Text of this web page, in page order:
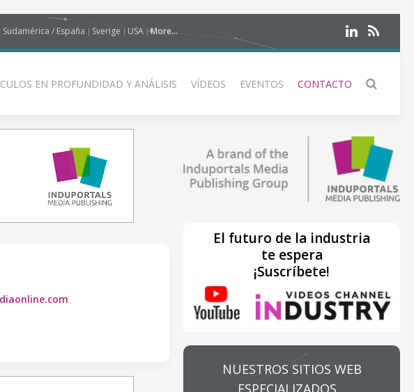
Sudamérica / España Sverige USA More...
EN PROFUNDIDAD Y ANÁLISIS VÍDEOS EVENTOS CONTACTO
El futuro de la industria
te espera
¡Suscríbete!
NUESTROS SITIOS WEB
ESPECIALIZADOS…